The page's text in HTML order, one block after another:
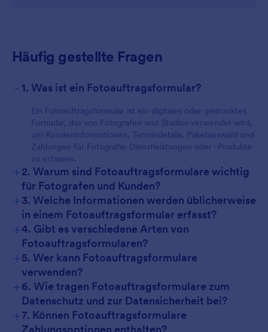
Häufig gestellte Fragen
- 1. Was ist ein Fotoauftragsformular?
Ein Fotoauftragsformular ist ein digitales oder gedrucktes
Formular, das von Fotografen und Studios verwendet wird,
um Kundeninformationen, Termindetails, Paketauswahl und
Zahlungen für Fotografie-Dienstleistungen oder -Produkte
zu erfassen.
+2. Warum sind Fotoauftragsformulare wichtig
für Fotografen und Kunden?
+3. Welche Informationen werden üblicherweise
in einem Fotoauftragsformular erfasst?
+4. Gibt es verschiedene Arten von
Fotoauftragsformularen?
+5. Wer kann Fotoauftragsformulare
verwenden?
+6. Wie tragen Fotoauftragsformulare zum
Datenschutz und zur Datensicherheit bei?
+7. Können Fotoauftragsformulare